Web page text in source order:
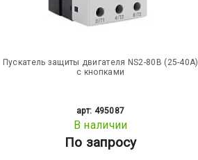
Пускатель защиты двигателя NS2-80В (25-40А)
с кнопками
арт: 495087
В наличии
По запросу